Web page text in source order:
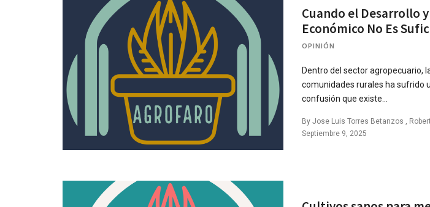
Cuando el Desarrollo
Económico No Es
OPINIÓN
Dentro del sector agropecuario,
comunidades rurales ha sufrido
confusión que existe…
By Jose Luis Torres Betanzos ,
Septiembre 9, 2025